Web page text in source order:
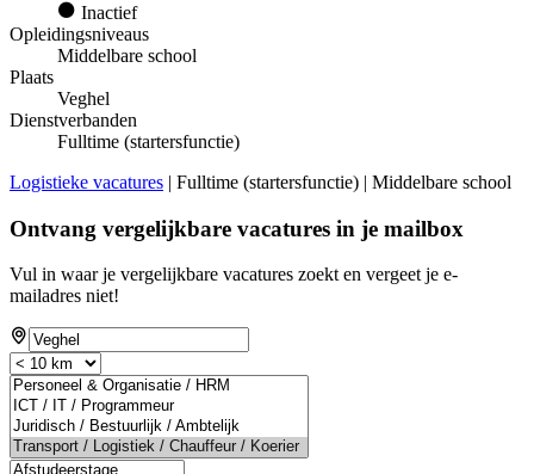
Inactief
Opleidingsniveaus
Middelbare school
Plaats
Veghel
Dienstverbanden
Fulltime (startersfunctie)
Logistieke vacatures | Fulltime (startersfunctie) | Middelbare school
Ontvang vergelijkbare vacatures in je mailbox
Vul in waar je vergelijkbare vacatures zoekt en vergeet je e-
mailadres niet!